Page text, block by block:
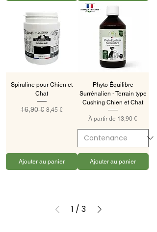
Spiruline pour Chien et
Chat
Prix original
16,90 € Prix promotionnel
8,45 €
Ajouter au panier
Phyto Équilibre
Surrénalien - Terrain type
Cushing Chien et Chat
À partir de 13,90 €
Prix promotionnel
Ajouter au panier
1 / 3